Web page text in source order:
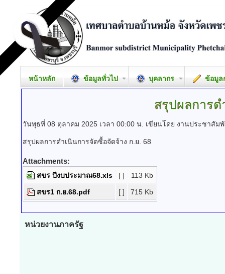
หน้าหลัก ข้อมูลทั่วไป บุคลากร ข้อมูล
สรุปผลการ
วันพุธที่ 08 ตุลาคม 2025 เวลา 00:00 น. เขียนโดย งานประชาสัม
สรุปผลการดำเนินการจัดซื้อจัดจ้าง ก.ย. 68
Attachments:
สขร ปีงบประมาณ68.xls [ ] 113 Kb
สขร1 ก.ย.68.pdf [ ] 715 Kb
หน่วยงานภาครัฐ